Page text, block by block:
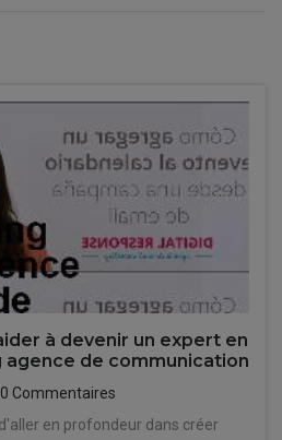
à devenir un expert en
agence de communication
Commentaires
en profondeur dans créer